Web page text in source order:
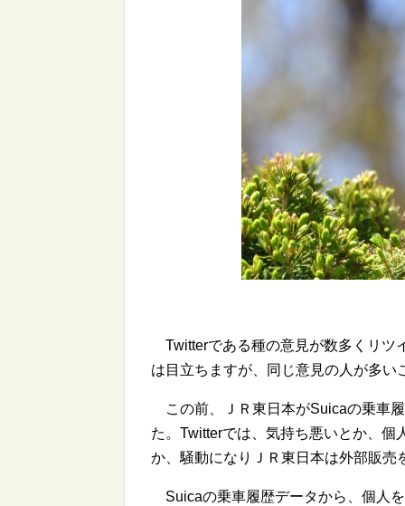
Twitterである種の意見が数多くリツ
は目立ちますが、同じ意見の人が多い
この前、ＪＲ東日本がSuicaの乗車
た。Twitterでは、気持ち悪いとか、
か、騒動になりＪＲ東日本は外部販売
Suicaの乗車履歴データから、個人